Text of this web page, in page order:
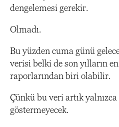
dengelemesi gerekir.
Olmadı.
Bu yüzden cuma günü
verisi belki de son yılların
raporlarından biri olabilir.
Çünkü bu veri artık yalnızca
göstermeyecek.